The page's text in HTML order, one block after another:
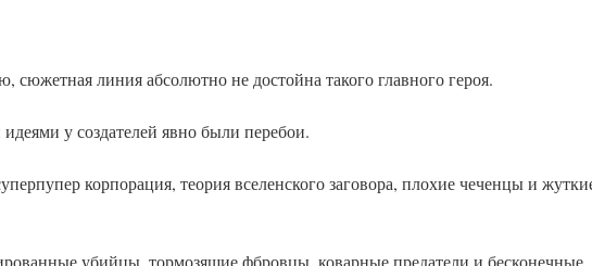
сюжетная линия абсолютно не достойна такого главного героя.
у создателей явно были перебои.
корпорация, теория вселенского заговора, плохие чеченцы и
убийцы, тормозящие фбровцы, коварные предатели и бесконечные